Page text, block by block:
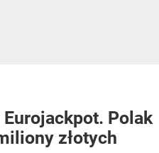
Polak
złotych